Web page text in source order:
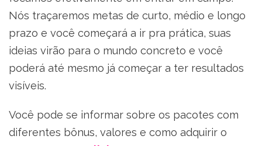
Nós traçaremos metas de curto, médio e longo
prazo e você começará a ir pra prática, suas
ideias virão para o mundo concreto e você
poderá até mesmo já começar a ter resultados
visíveis.
Você pode se informar sobre os pacotes com
diferentes bônus, valores e como adquirir o